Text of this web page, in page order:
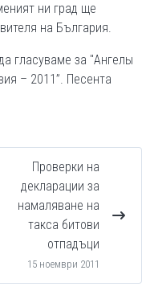
ни град ще
на България.
гласуваме за "Ангелы
– 2011”. Песента
Проверки на
декларации за
намаляване на
такса битови
отпадъци
15 ноември 2011